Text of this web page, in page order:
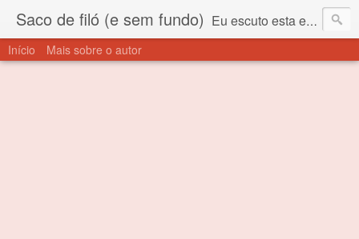
Saco de filó (e sem fundo) Eu escuto esta expressão "saco de filó" desde criança. Para quem não sabe, filó é um tecido todo furadinho e permite que um saco feito com ele, mesmo que muito exposto ao ar soprado para dentro, nunca vai se encher. Aí está o propósito deste nome... Para viver em sociedade tem que ter saco de filó.
Início Mais sobre o autor